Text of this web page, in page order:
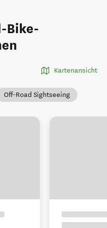
Bike-
Kartenansicht
Off-Road Sightseeing